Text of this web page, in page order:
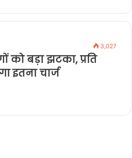
3,027
को बड़ा झटका, प्रति
इतना चार्ज